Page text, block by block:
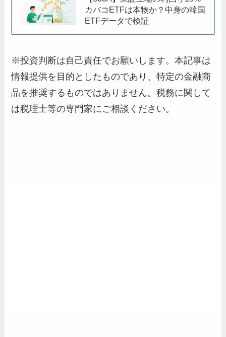
カバコETFは本物か？中身の韓国
ETFデータで検証
※投資判断は自己責任でお願いします。本記事は
情報提供を目的としたものであり、特定の金融商
品を推奨するものではありません。税務に関して
は税理士等の専門家にご相談ください。